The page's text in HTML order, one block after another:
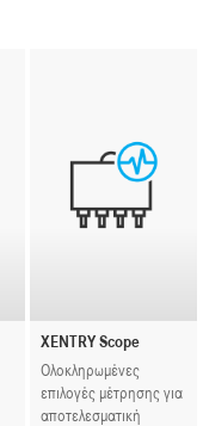
XENTRY Scope
Ολοκληρωμένες
επιλογές μέτρησης για
αποτελεσματική